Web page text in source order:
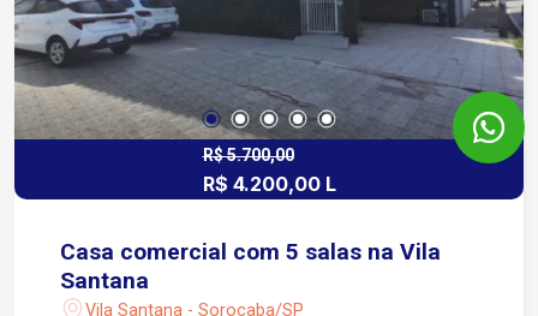
R$ 5.700,00
R$ 4.200,00 L
Casa comercial com 5 salas na Vila
Santana
Vila Santana - Sorocaba/SP